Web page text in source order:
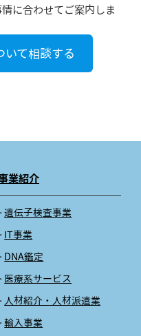
に合わせてご案内しま
いて相談する
業紹介
遺伝子検査事業
IT事業
DNA鑑定
医療系サービス
人材紹介・人材派遣業
輸入事業